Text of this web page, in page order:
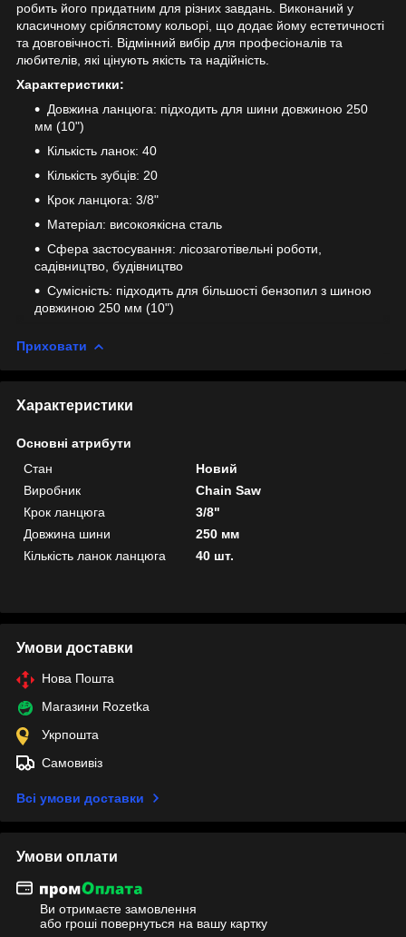
робить його придатним для різних завдань. Виконаний у
класичному сріблястому кольорі, що додає йому естетичності
та довговічності. Відмінний вибір для професіоналів та
любителів, які цінують якість та надійність.
Характеристики:
Довжина ланцюга: підходить для шини довжиною 250
мм (10")
Кількість ланок: 40
Кількість зубців: 20
Крок ланцюга: 3/8"
Матеріал: високоякісна сталь
Сфера застосування: лісозаготівельні роботи,
садівництво, будівництво
Сумісність: підходить для більшості бензопил з шиною
довжиною 250 мм (10")
Приховати
Характеристики
Основні атрибути
Стан
Новий
Виробник
Chain Saw
Крок ланцюга
3/8"
Довжина шини
250 мм
Кількість ланок ланцюга
40 шт.
Умови доставки
Нова Пошта
Магазини Rozetka
Укрпошта
Самовивіз
Всі умови доставки
Умови оплати
Ви отримаєте замовлення
або гроші повернуться на вашу картку